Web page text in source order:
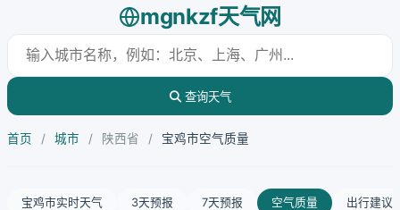
mgnkzf天气网
查询天气
首页 / 城市 / 陕西省 / 宝鸡市空气质量
宝鸡市实时天气 3天预报 7天预报 空气质量 出行建议